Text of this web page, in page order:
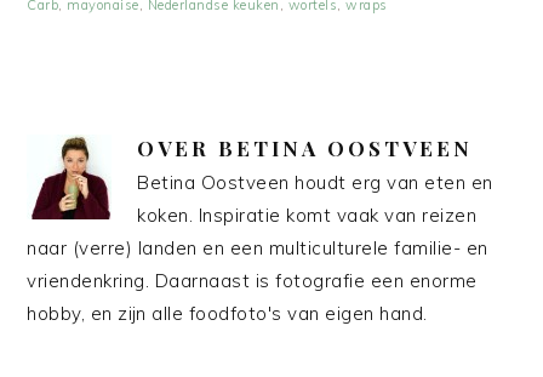
Carb mayonaise Nederlandse keuken wortels ,wraps
OVER BETINA OOSTVEEN
Betina Oostveen houdt erg van eten en
koken. Inspiratie komt vaak van reizen
naar (verre) landen en een multiculturele familie- en
vriendenkring. Daarnaast is fotografie een enorme
hobby, en zijn alle foodfoto's van eigen hand.